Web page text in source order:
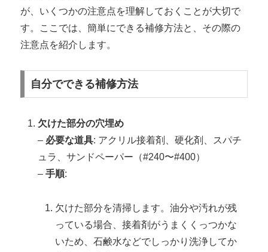
が、いくつかの注意点を理解しておくことが大切で
す。ここでは、簡単にできる補修方法と、その際の
注意点を紹介します。
自分でできる補修方法
欠けた部分の穴埋め
– 必要な道具: アクリル接着剤、硬化剤、スパチ
ュラ、サンドペーパー（#240〜#400）
– 手順:
欠けた部分を清掃します。油分や汚れが残
っている場合、接着剤がうまくくっつかな
いため、石鹸水などでしっかり洗浄してか